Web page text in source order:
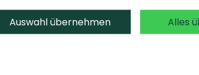
Auswahl übernehmen Alles